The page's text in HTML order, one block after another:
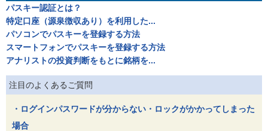
パスキー認証とは？
特定口座（源泉徴収あり）を利用した...
パソコンでパスキーを登録する方法
スマートフォンでパスキーを登録する方法
アナリストの投資判断をもとに銘柄を...
注目のよくあるご質問
・ログインパスワードが分からない・ロックがかかってしまった
場合